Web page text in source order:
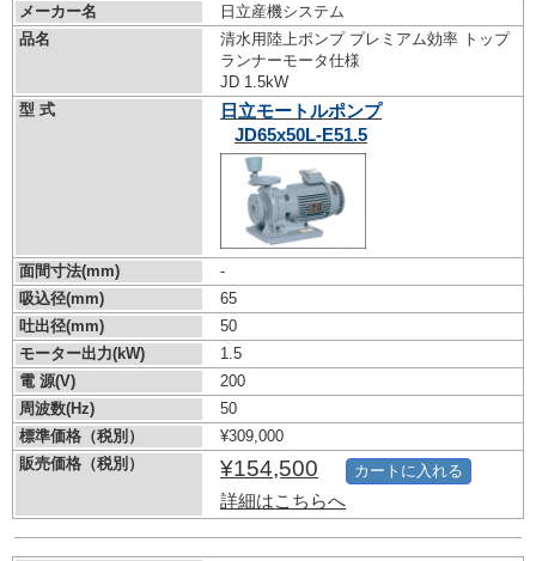
メーカー名
日立産機システム
品名
清水用陸上ポンプ プレミアム効率 トップ
ランナーモータ仕様
JD 1.5kW
型 式
日立モートルポンプ
JD65x50L-E51.5
面間寸法(mm)
-
吸込径(mm)
65
吐出径(mm)
50
モーター出力(kW)
1.5
電 源(V)
200
周波数(Hz)
50
標準価格（税別）
¥309,000
販売価格（税別）
¥154,500
詳細はこちらへ
カートに入れる